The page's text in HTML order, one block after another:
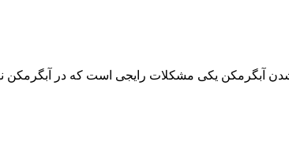
آبگرمکن یکی مشکلات رایجی است که در آبگرمکن